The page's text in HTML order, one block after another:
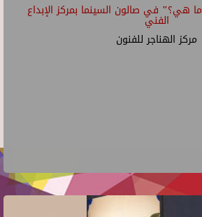
هي؟" في صالون السينما بمركز الإبداع
الفني
مركز الهناجر للفنون